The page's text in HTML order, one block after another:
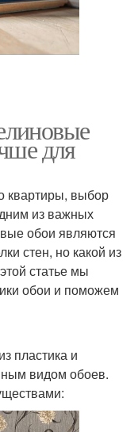
для
квартиры, выбор
из важных
обои являются
стен, но какой из
статье мы
обои и поможем
пластика и
видом обоев.